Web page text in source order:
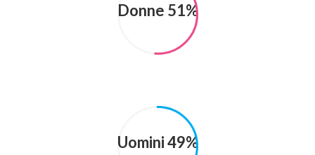
Donne 51%
Uomini 49%